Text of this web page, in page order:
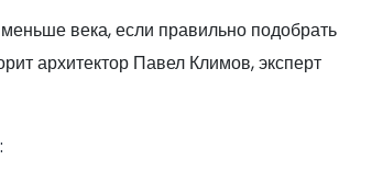
века, если правильно подобрать
архитектор Павел Климов, эксперт